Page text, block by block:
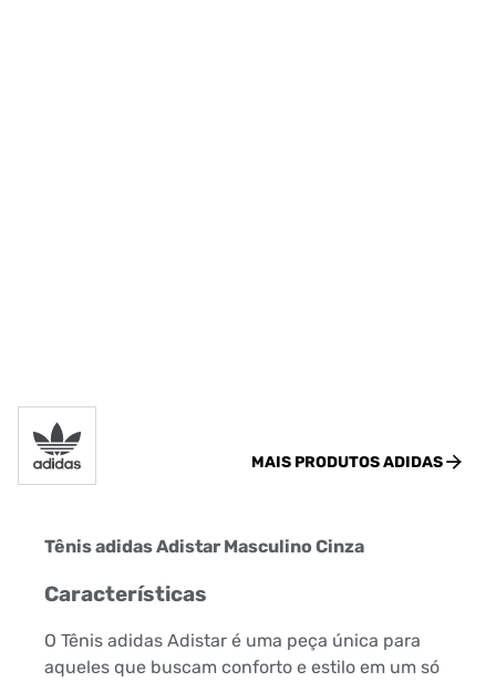
MAIS PRODUTOSADIDAS
Tênis adidas Adistar Masculino Cinza
Características
O Tênis adidas Adistar é uma peça única para
aqueles que buscam conforto e estilo em um só